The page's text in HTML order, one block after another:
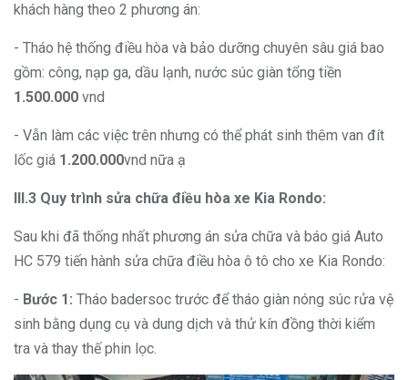
khách hàng theo 2 phương án:
- Tháo hệ thống điều hòa và bảo dưỡng chuyên sâu giá bao
gồm: công, nạp ga, dầu lạnh, nước súc giàn tổng tiền
1.500.000 vnd
- Vẫn làm các việc trên nhưng có thể phát sinh thêm van đít
lốc giá 1.200.000vnd nữa ạ
III.3 Quy trình sửa chữa điều hòa xe Kia Rondo:
Sau khi đã thống nhất phương án sửa chữa và báo giá Auto
HC 579 tiến hành sửa chữa điều hòa ô tô cho xe Kia Rondo:
- Bước 1: Tháo badersoc trước để tháo giàn nóng súc rửa vệ
sinh bằng dụng cụ và dung dịch và thử kín đồng thời kiểm
tra và thay thế phin lọc.